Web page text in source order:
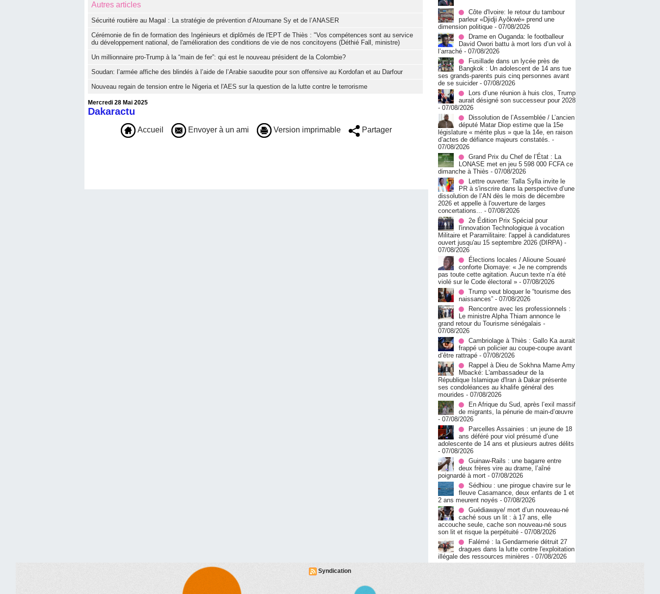
Autres articles
Sécurité routière au Magal : La stratégie de prévention d’Atoumane Sy et de l’ANASER
Cérémonie de fin de formation des Ingénieurs et diplômés de l'EPT de Thiès : "Vos compétences sont au service
du développement national, de l'amélioration des conditions de vie de nos concitoyens (Déthié Fall, ministre)
Un millionnaire pro-Trump à la “main de fer”: qui est le nouveau président de la Colombie?
Soudan: l’armée affiche des blindés à l’aide de l’Arabie saoudite pour son offensive au Kordofan et au Darfour
Nouveau regain de tension entre le Nigeria et l'AES sur la question de la lutte contre le terrorisme
Mercredi 28 Mai 2025
Dakaractu
Accueil Envoyer à un ami Version imprimable Partager
Côte d'Ivoire: le retour du tambour
parleur «Djidji Ayôkwé» prend une
dimension politique - 07/08/2026
Drame en Ouganda: le footballeur
David Owori battu à mort lors d’un vol à
l’arraché - 07/08/2026
Fusillade dans un lycée près de
Bangkok : Un adolescent de 14 ans tue
ses grands-parents puis cinq personnes avant
de se suicider - 07/08/2026
Lors d’une réunion à huis clos, Trump
aurait désigné son successeur pour 2028
- 07/08/2026
Dissolution de l’Assemblée / L’ancien
député Matar Diop estime que la 15e
législature « mérite plus » que la 14e, en raison
d’actes de défiance majeurs constatés. -
07/08/2026
Grand Prix du Chef de l’État : La
LONASE met en jeu 5 598 000 FCFA ce
dimanche à Thiès - 07/08/2026
Lettre ouverte: Talla Sylla invite le
PR à s'inscrire dans la perspective d’une
dissolution de l’AN dès le mois de décembre
2026 et appelle à l'ouverture de larges
concertations... - 07/08/2026
2e Édition Prix Spécial pour
l'innovation Technologique à vocation
Militaire et Paramilitaire: l'appel à candidatures
ouvert jusqu'au 15 septembre 2026 (DIRPA) -
07/08/2026
Élections locales / Alioune Souaré
conforte Diomaye: « Je ne comprends
pas toute cette agitation. Aucun texte n’a été
violé sur le Code électoral » - 07/08/2026
Trump veut bloquer le “tourisme des
naissances” - 07/08/2026
Rencontre avec les professionnels :
Le ministre Alpha Thiam annonce le
grand retour du Tourisme sénégalais -
07/08/2026
Cambriolage à Thiès : Gallo Ka aurait
frappé un policier au coupe-coupe avant
d’être rattrapé - 07/08/2026
Rappel à Dieu de Sokhna Mame Amy
Mbacké: L'ambassadeur de la
République Islamique d'Iran à Dakar présente
ses condoléances au khalife général des
mourides - 07/08/2026
En Afrique du Sud, après l’exil massif
de migrants, la pénurie de main-d’œuvre
- 07/08/2026
Parcelles Assainies : un jeune de 18
ans déféré pour viol présumé d’une
adolescente de 14 ans et plusieurs autres délits
- 07/08/2026
Guinaw-Rails : une bagarre entre
deux frères vire au drame, l’aîné
poignardé à mort - 07/08/2026
Sédhiou : une pirogue chavire sur le
fleuve Casamance, deux enfants de 1 et
2 ans meurent noyés - 07/08/2026
Guédiawaye/ mort d’un nouveau-né
caché sous un lit : à 17 ans, elle
accouche seule, cache son nouveau-né sous
son lit et risque la perpétuité - 07/08/2026
Falémé : la Gendarmerie détruit 27
dragues dans la lutte contre l'exploitation
illégale des ressources minières - 07/08/2026
Syndication